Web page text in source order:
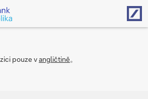
pouze vangličtině。